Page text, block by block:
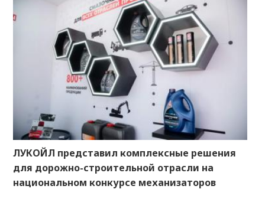
ЛУКОЙЛ представил комплексные решения
для дорожно-строительной отрасли на
национальном конкурсе механизаторов